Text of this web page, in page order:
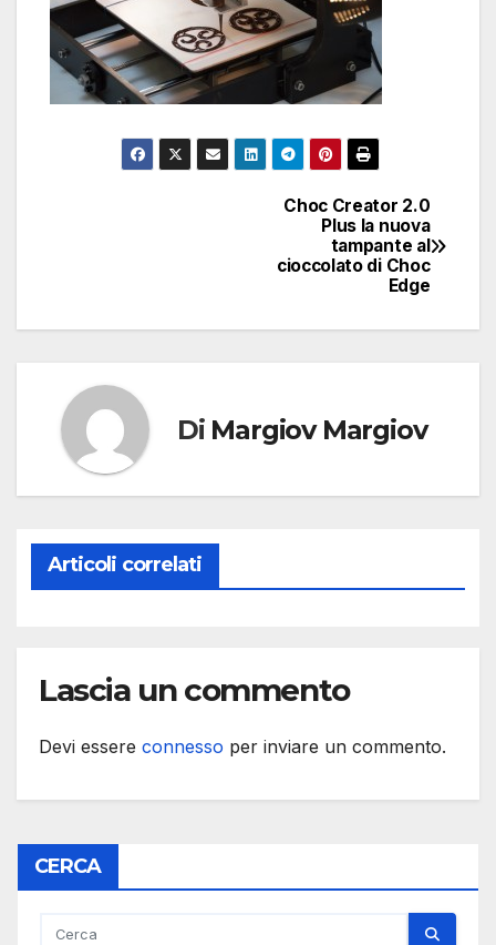
Choc Creator 2.0
Plus la nuova
tampante al
cioccolato di Choc
Edge
Di Margiov Margiov
Articoli correlati
Lascia un commento
Devi essere connesso per inviare un commento.
CERCA